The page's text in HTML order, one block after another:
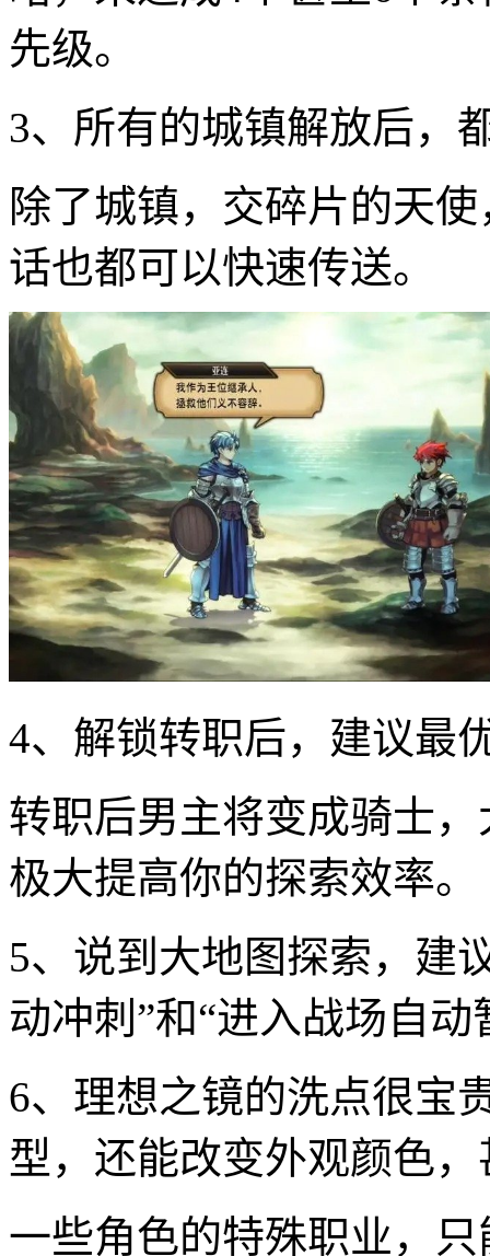
先级。
3、所有的城镇解放后，
除了城镇，交碎片的天
话也都可以快速传送。
4、解锁转职后，建议最
转职后男主将变成骑士
极大提高你的探索效率。
5、说到大地图探索，建
动冲刺”和“进入战场自动
6、理想之镜的洗点很宝
型，还能改变外观颜色
一些角色的特殊职业，